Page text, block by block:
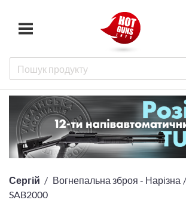
Сергій Вогнепальна зброя - Нарізна
SAB2000